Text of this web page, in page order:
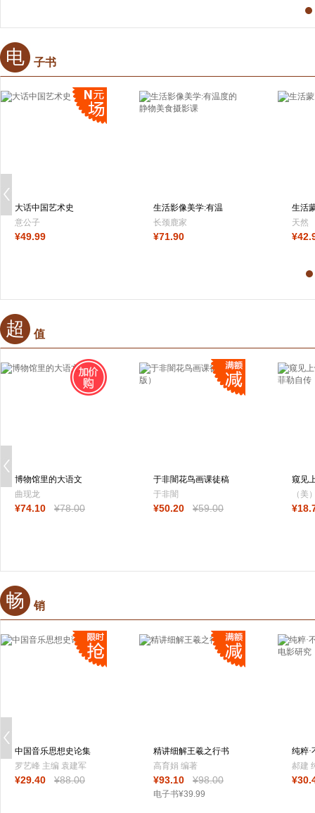
电 子书
大话中国艺术史
意公子
¥49.99
生活影像美学:有温
度的静物美食摄
长颈鹿家
GiraffeHome 著
¥71.90
生活
天然
¥42
超 值
博物馆里的大语文
曲现龙
¥74.10 ¥78.00
于非闇花鸟画课徒稿
（新版）
于非闇
¥50.20 ¥59.00
窥见
洛克
（美
菲勒
¥18
畅 销
中国音乐思想史论集
罗艺峰 主编 袁建军
副主编
¥29.40 ¥88.00
精讲细解王羲之行书
尺牍
高育娟 编著
¥93.10 ¥98.00
电子书¥39.99
纯粹·
黑色
郝建
¥30